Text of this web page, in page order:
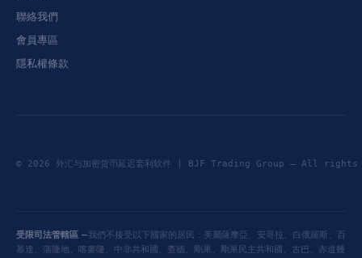
聯絡我們
會員專區
隱私權條款
© 2026 外汇与加密货币延迟套利软件 | BJF Trading Group — All
受限司法管轄區 —我們不接受以下國家的居民：美屬薩摩亞、安哥拉、白俄羅斯、百
慕達、蒲隆地、喀麥隆、中非共和國、查德、剛果、剛果民主共和國、古巴、赤道幾